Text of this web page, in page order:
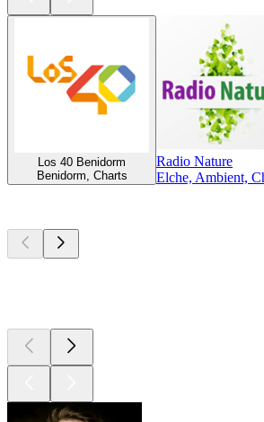
Los 40 Benidorm
Benidorm, Charts
Radio Nature
Elche, Ambient,